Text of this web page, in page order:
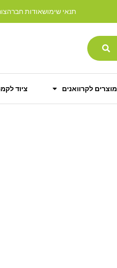
תנאי שימושאודות חברה
מוצרים לקרוואנים ציוד